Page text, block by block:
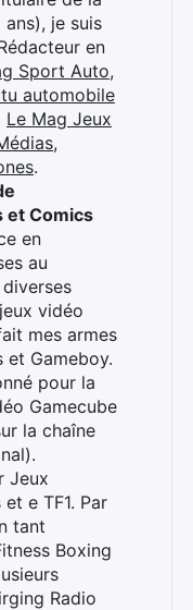
je suis
en
Sport Auto,
automobile
Le Mag Jeux
.
et Comics
en
au
vidéo
mes armes
et Gameboy.
pour la
Gamecube
la chaîne
Jeux
e TF1. Par
tant
Boxing
Radio